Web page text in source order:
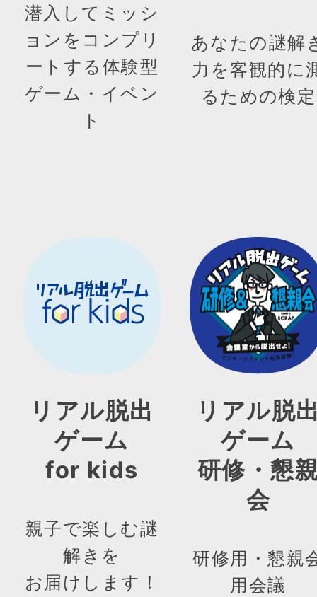
潜入してミッシ
ョンをコンプリ
ートする体験型
ゲーム・イベン
ト
あなたの謎解
力を客観的に
るための検定
リアル脱出
ゲーム
for kids
親子で楽しむ謎
解きを
お届けします！
リアル脱
ゲーム
研修・懇
会
研修用・懇親
用会議